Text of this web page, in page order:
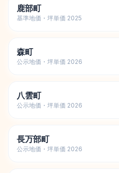
鹿部町
基準地価・坪単価 2025
森町
公示地価・坪単価 2026
八雲町
公示地価・坪単価 2026
長万部町
公示地価・坪単価 2026